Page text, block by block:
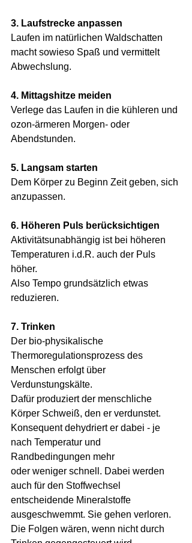
3. Laufstrecke anpassen
Laufen im natürlichen Waldschatten
macht sowieso Spaß und vermittelt
Abwechslung.
4. Mittagshitze meiden
Verlege das Laufen in die kühleren und
ozon-ärmeren Morgen- oder
Abendstunden.
5. Langsam starten
Dem Körper zu Beginn Zeit geben, sich
anzupassen.
6. Höheren Puls berücksichtigen
Aktivitätsunabhängig ist bei höheren
Temperaturen i.d.R. auch der Puls
höher.
Also Tempo grundsätzlich etwas
reduzieren.
7. Trinken
Der bio-physikalische
Thermoregulationsprozess des
Menschen erfolgt über
Verdunstungskälte.
Dafür produziert der menschliche
Körper Schweiß, den er verdunstet.
Konsequent dehydriert er dabei - je
nach Temperatur und
Randbedingungen mehr
oder weniger schnell. Dabei werden
auch für den Stoffwechsel
entscheidende Mineralstoffe
ausgeschwemmt. Sie gehen verloren.
Die Folgen wären, wenn nicht durch